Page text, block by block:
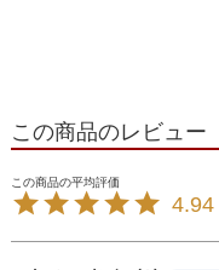
この商品のレビュー
4.94